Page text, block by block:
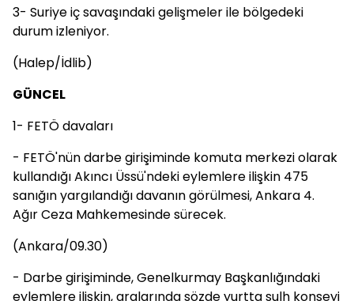
3- Suriye iç savaşındaki gelişmeler ile bölgedeki
durum izleniyor.
(Halep/İdlib)
GÜNCEL
1- FETÖ davaları
- FETÖ'nün darbe girişiminde komuta merkezi olarak
kullandığı Akıncı Üssü'ndeki eylemlere ilişkin 475
sanığın yargılandığı davanın görülmesi, Ankara 4.
Ağır Ceza Mahkemesinde sürecek.
(Ankara/09.30)
- Darbe girişiminde, Genelkurmay Başkanlığındaki
eylemlere ilişkin, aralarında sözde yurtta sulh konseyi